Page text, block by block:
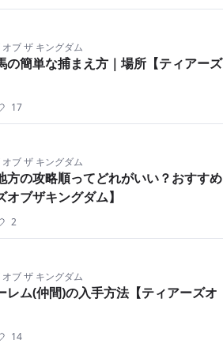
ブ ザ キングダム
の簡単な捕まえ方｜場所【ティアーズ
17
ブ ザ キングダム
方の攻略順ってどれがいい？おすすめ
ブザキングダム】
2
ブ ザ キングダム
レム(仲間)の入手方法【ティアーズオ
14